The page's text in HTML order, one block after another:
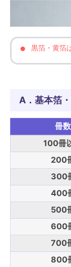
黒箔・黄箔
A．基本箔
冊数
100冊
200
300
400
500
600
700
800